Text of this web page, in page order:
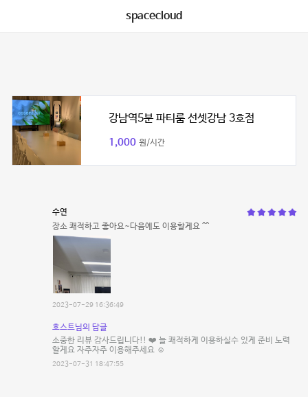
spacecloud
강남역5분 파티룸 선셋강남 3호점
1,000 원/시간
수연
장소 쾌적하고 좋아요~다음에도 이용할게요 ^^
2023-07-29 16:36:49
호스트님의 답글
소중한 리뷰 감사드립니다!! ❤️ 늘 쾌적하게 이용하실수 있게 준비 노력
할게요 자주자주 이용해주세요 ☺️
2023-07-31 18:47:55